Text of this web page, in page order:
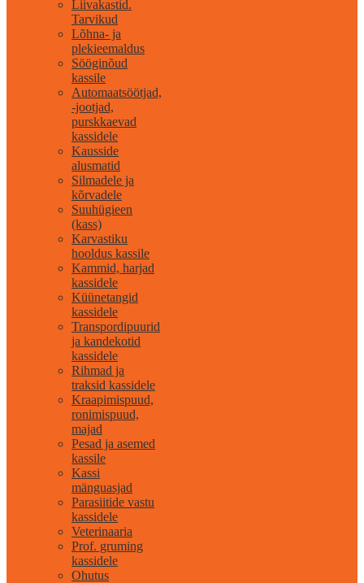
Liivakastid.
Tarvikud
Lõhna- ja
plekieemaldus
Sööginõud
kassile
Automaatsöötjad,
-jootjad,
purskkaevad
kassidele
Kausside
alusmatid
Silmadele ja
kõrvadele
Suuhügieen
(kass)
Karvastiku
hooldus kassile
Kammid, harjad
kassidele
Küünetangid
kassidele
Transpordipuurid
ja kandekotid
kassidele
Rihmad ja
traksid kassidele
Kraapimispuud,
ronimispuud,
majad
Pesad ja asemed
kassile
Kassi
mänguasjad
Parasiitide vastu
kassidele
Veterinaaria
Prof. gruming
kassidele
Ohutus